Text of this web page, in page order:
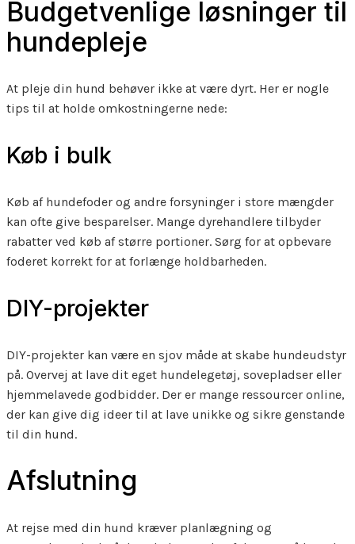
Budgetvenlige løsninger til
hundepleje
At pleje din hund behøver ikke at være dyrt. Her er nogle
tips til at holde omkostningerne nede:
Køb i bulk
Køb af hundefoder og andre forsyninger i store mængder
kan ofte give besparelser. Mange dyrehandlere tilbyder
rabatter ved køb af større portioner. Sørg for at opbevare
foderet korrekt for at forlænge holdbarheden.
DIY-projekter
DIY-projekter kan være en sjov måde at skabe hundeudstyr
på. Overvej at lave dit eget hundelegetøj, sovepladser eller
hjemmelavede godbidder. Der er mange ressourcer online,
der kan give dig ideer til at lave unikke og sikre genstande
til din hund.
Afslutning
At rejse med din hund kræver planlægning og